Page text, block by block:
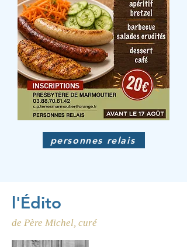
personnes relais
l'Édito
de Père Michel, curé